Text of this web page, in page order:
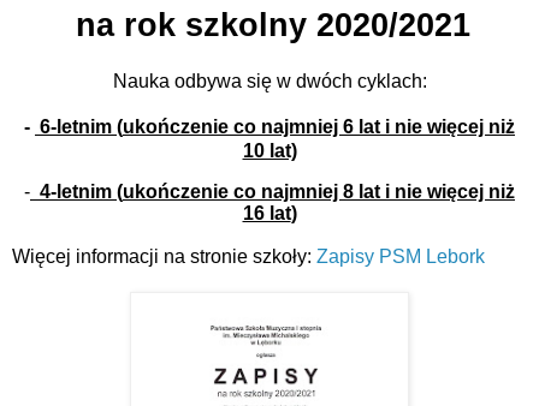
na rok szkolny 2020/2021
Nauka odbywa się w dwóch cyklach:
- 6-letnim (ukończenie co najmniej 6 lat i nie więcej niż
10 lat)
- 4-letnim (ukończenie co najmniej 8 lat i nie więcej niż
16 lat)
Więcej informacji na stronie szkoły: Zapisy PSM Lebork